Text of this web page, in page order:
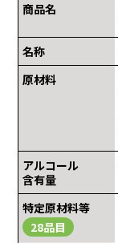
商品名
名称
原材料
アルコール
含有量
特定原材料等
28品目